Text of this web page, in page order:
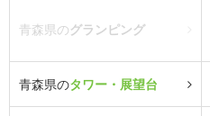
青森県のグランピング
青森県のタワー・展望台